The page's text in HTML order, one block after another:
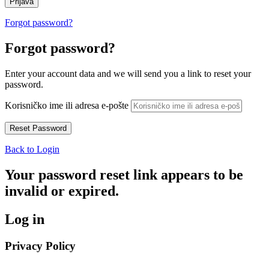
Forgot password?
Forgot password?
Enter your account data and we will send you a link to reset your
password.
Korisničko ime ili adresa e-pošte
Back to Login
Your password reset link appears to be
invalid or expired.
Log in
Privacy Policy